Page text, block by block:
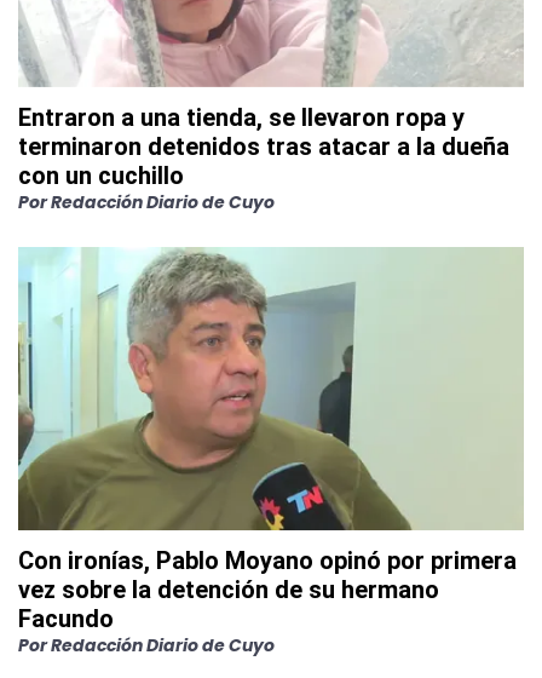
Entraron a una tienda, se llevaron ropa y
terminaron detenidos tras atacar a la dueña
con un cuchillo
PorRedacción Diario de Cuyo
Con ironías, Pablo Moyano opinó por primera
vez sobre la detención de su hermano
Facundo
PorRedacción Diario de Cuyo